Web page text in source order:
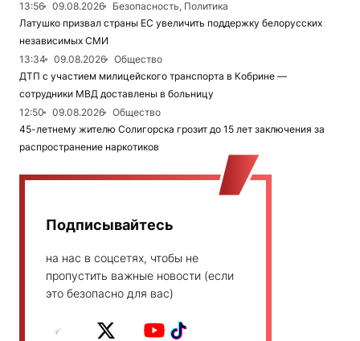
13:56 09.08.2026
Безопасность, Политика
Латушко призвал страны ЕС увеличить поддержку белорусских
независимых СМИ
13:34
09.08.2026
Общество
ДТП с участием милицейского транспорта в Кобрине —
сотрудники МВД доставлены в больницу
12:50
09.08.2026
Общество
45-летнему жителю Солигорска грозит до 15 лет заключения за
распространение наркотиков
Подписывайтесь
на нас в соцсетях, чтобы не
пропустить важные новости (если
это безопасно для вас)